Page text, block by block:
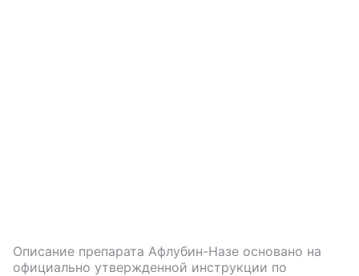
Описание препарата Афлубин-Назе основано на
официально утвержденной инструкции по